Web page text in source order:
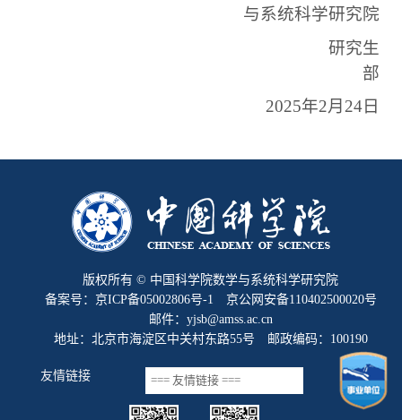
与系统科学研究院
研究生
部
2025年2月24日
版权所有 © 中国科学院数学与系统科学研究院
备案号：京ICP备05002806号-1 京公网安备110402500020号
邮件：yjsb@amss.ac.cn
地址：北京市海淀区中关村东路55号 邮政编码：100190
友情链接